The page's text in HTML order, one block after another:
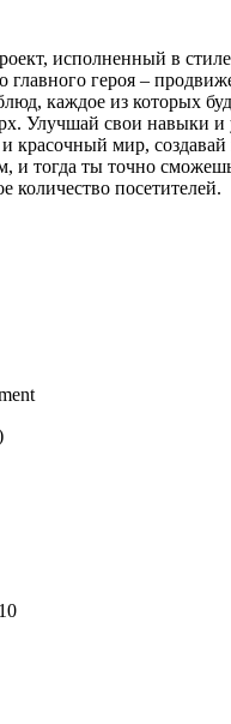
исполненный в стиле
главного героя –
каждое из которых
Улучшай свои навыки
красочный мир,
и тогда ты точно
количество посетителей.